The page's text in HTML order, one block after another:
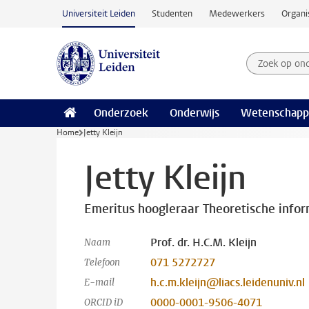
Ga naar hoofdinhoud
Universiteit Leiden Studenten Medewerkers
Zoek op
Zoekterm
Onderzoek Onderwijs
Home Jetty Kleijn
Jetty Kleijn
Emeritus hoogleraar Theoretische
Naam Prof. dr. H.C.M. Kleijn
Telefoon 071 5272727
E-mail h.c.m.kleijn@liacs.leidenuniv.nl
ORCID iD 0000-0001-9506-4071